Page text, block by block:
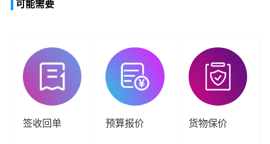
可能需要
签收回单 预算报价 货物保价